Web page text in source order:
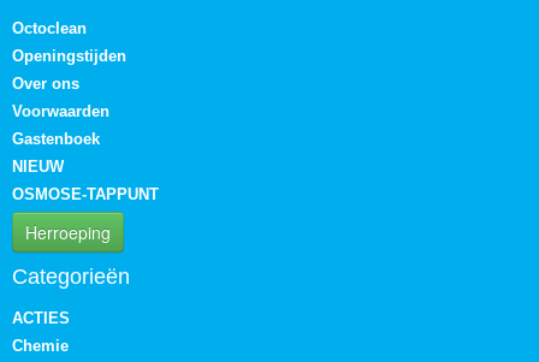
Octoclean
Openingstijden
Over ons
Voorwaarden
Gastenboek
NIEUW
OSMOSE-TAPPUNT
Herroeping
Categorieën
ACTIES
Chemie